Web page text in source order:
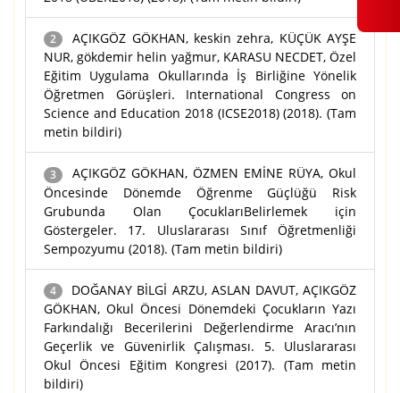
2
AÇIKGÖZ GÖKHAN, keskin zehra, KÜÇÜK AYŞE
NUR, gökdemir helin yağmur, KARASU NECDET, Özel
Eğitim Uygulama Okullarında İş Birliğine Yönelik
Öğretmen Görüşleri. International Congress on
Science and Education 2018 (ICSE2018) (2018). (Tam
metin bildiri)
3
AÇIKGÖZ GÖKHAN, ÖZMEN EMİNE RÜYA, Okul
Öncesinde Dönemde Öğrenme Güçlüğü Risk
Grubunda Olan ÇocuklarıBelirlemek için
Göstergeler. 17. Uluslararası Sınıf Öğretmenliği
Sempozyumu (2018). (Tam metin bildiri)
4
DOĞANAY BİLGİ ARZU, ASLAN DAVUT, AÇIKGÖZ
GÖKHAN, Okul Öncesi Dönemdeki Çocukların Yazı
Farkındalığı Becerilerini Değerlendirme Aracı’nın
Geçerlik ve Güvenirlik Çalışması. 5. Uluslararası
Okul Öncesi Eğitim Kongresi (2017). (Tam metin
bildiri)